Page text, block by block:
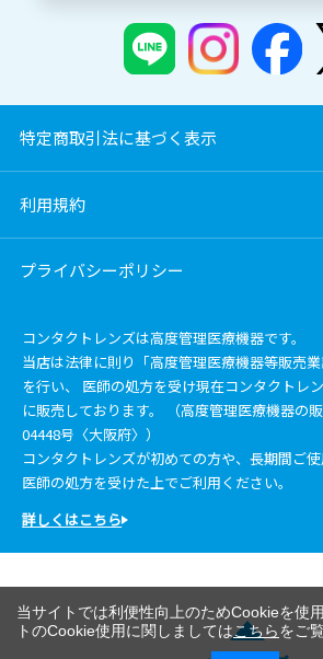
特定商取引法に基づく表示
利用規約
プライバシーポリシー
コンタクトレンズは高度管理医療機器です。
当店は法律に則り「高度管理医療機器等販売
を行い、 医師の処方を受け現在コンタクトレ
に販売しております。 （高度管理医療機器の
04448号〈大阪府〉）
コンタクトレンズが初めての方や、長期間ご使
医師の処方を受けた上でご利用ください。
詳しくはこちら
当サイトでは利便性向上のためCookieを使
トのCookie使用に関しましてはこちらをご